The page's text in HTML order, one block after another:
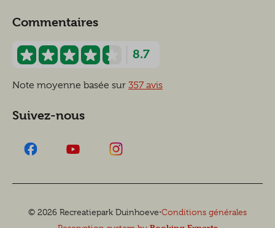
Commentaires
8.7
Note moyenne basée sur 357 avis
Suivez-nous
© 2026 Recreatiepark Duinhoeve·Conditions générales